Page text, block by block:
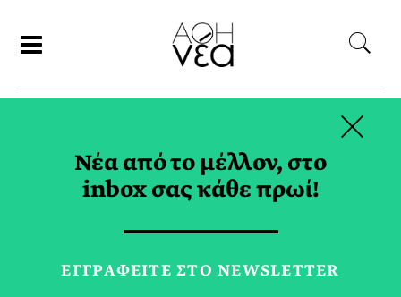
ΚΙΟΥΜΠΡΙΚ TAG
Νέα από το μέλλον, στο
inbox σας κάθε πρωί!
ΕΓΓPΑΦΕΙΤΕ ΣΤΟ NEWSLETTER
×